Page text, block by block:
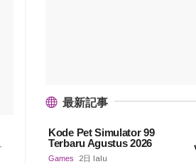
最新記事
Kode Pet Simulator 99
Terbaru Agustus 2026
Games 2日 lalu